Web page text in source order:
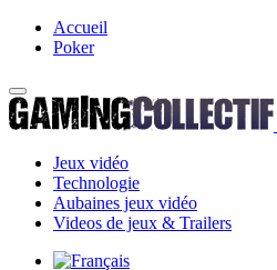
Accueil
Poker
Jeux vidéo
Technologie
Aubaines jeux vidéo
Videos de jeux & Trailers